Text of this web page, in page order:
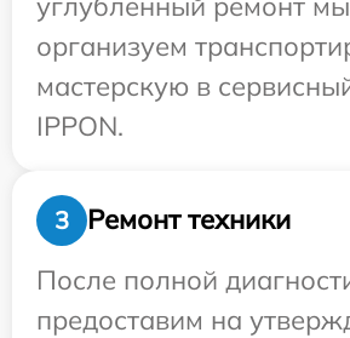
организуем
мастерскую в
IPPON.
3
Ремонт техники
После полной
предоставим на